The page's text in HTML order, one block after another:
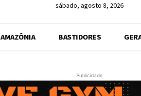
sábado, agosto 8, 2026
AMAZÔNIA BASTIDORES
Publicidade